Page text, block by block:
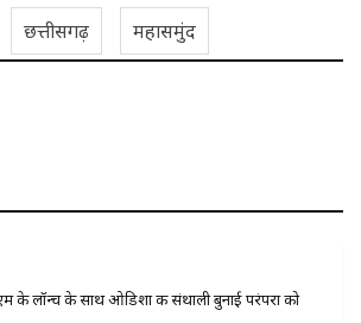
छत्तीसगढ़ महासमुंद
के लॉन्च के साथ ओडिशा की संथाली बुनाई परंपरा को